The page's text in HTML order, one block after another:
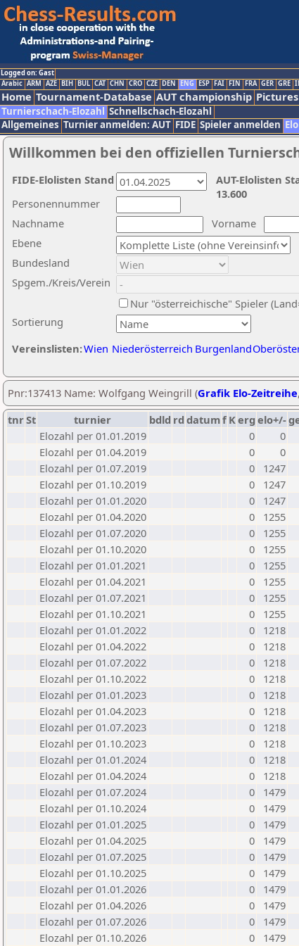
Logged on: Gast
Arabic ARM AZE BIH BUL CAT CHN CRO CZE DEN ENG ESP FAI FIN FRA GER GRE
Home Tournament-Database AUT championship Pictures
Turnierschach-Elozahl Schnellschach-Elozahl
Allgemeines Turnier anmelden: AUT FIDE Spieler anmelden
Willkommen bei den offiziellen
Nachname
Vorname
Ebene
Sortierung
Personennummer
Bundesland
Spgem./Kreis/Verein
Nur "österreichische" Spieler
Vereinslisten:Wien Niederösterreich Burgenland
AUT-Elolisten
13.600
FIDE-Elolisten Stand
Pnr:137413 Name: Wolfgang Weingrill (Grafik Elo-Zeitreihe,
tnrSt turnier bdld rd datumf Kerg elo+/-
Elozahl per 01.01.2019
0
0
Elozahl per 01.04.2019
0
0
Elozahl per 01.07.2019
0
1247
Elozahl per 01.10.2019
0
1247
Elozahl per 01.01.2020
0
1247
Elozahl per 01.04.2020
0
1255
Elozahl per 01.07.2020
0
1255
Elozahl per 01.10.2020
0
1255
Elozahl per 01.01.2021
0
1255
Elozahl per 01.04.2021
0
1255
Elozahl per 01.07.2021
0
1255
Elozahl per 01.10.2021
0
1255
Elozahl per 01.01.2022
0
1218
Elozahl per 01.04.2022
0
1218
Elozahl per 01.07.2022
0
1218
Elozahl per 01.10.2022
0
1218
Elozahl per 01.01.2023
0
1218
Elozahl per 01.04.2023
0
1218
Elozahl per 01.07.2023
0
1218
Elozahl per 01.10.2023
0
1218
Elozahl per 01.01.2024
0
1218
Elozahl per 01.04.2024
0
1218
Elozahl per 01.07.2024
0
1479
Elozahl per 01.10.2024
0
1479
Elozahl per 01.01.2025
0
1479
Elozahl per 01.04.2025
0
1479
Elozahl per 01.07.2025
0
1479
Elozahl per 01.10.2025
0
1479
Elozahl per 01.01.2026
0
1479
Elozahl per 01.04.2026
0
1479
Elozahl per 01.07.2026
0
1479
Elozahl per 01.10.2026
0 1479